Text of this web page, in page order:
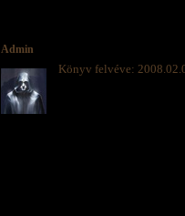
Admin
Könyv felvéve: